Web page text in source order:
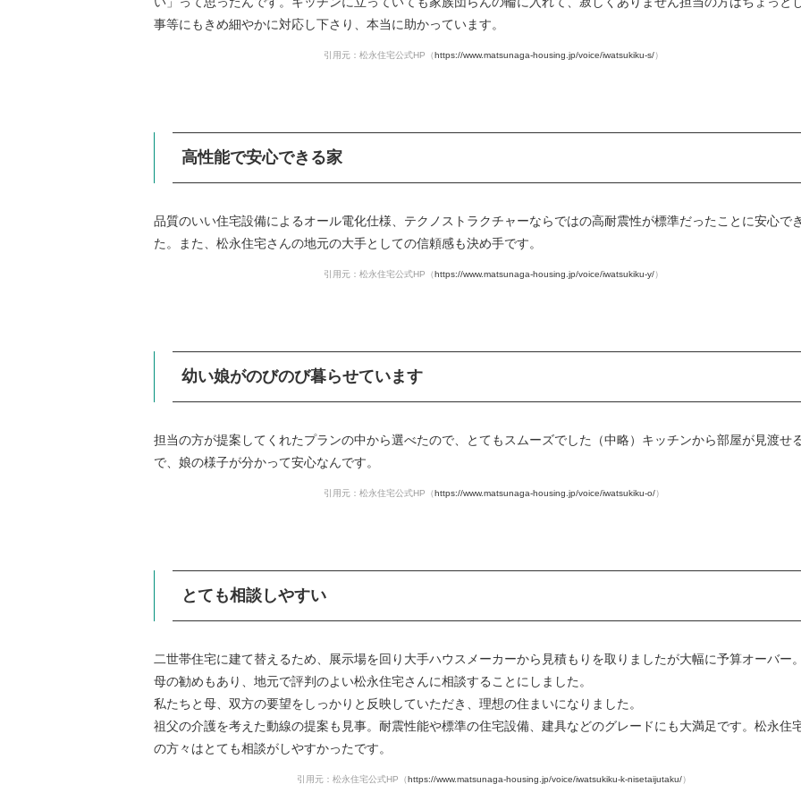
事等にもきめ細やかに対応し下さり、本当に助かっています。
引用元：松永住宅公式HP（https://www.matsunaga-housing.jp/voice/iwatsukiku-s/）
高性能で安心できる家
品質のいい住宅設備によるオール電化仕様、テクノストラクチャーならではの高耐震性が標準だったことに安心で
た。また、松永住宅さんの地元の大手としての信頼感も決め手です。
引用元：松永住宅公式HP（https://www.matsunaga-housing.jp/voice/iwatsukiku-y/）
幼い娘がのびのび暮らせています
担当の方が提案してくれたプランの中から選べたので、とてもスムーズでした（中略）キッチンから部屋が見渡せ
で、娘の様子が分かって安心なんです。
引用元：松永住宅公式HP（https://www.matsunaga-housing.jp/voice/iwatsukiku-o/）
とても相談しやすい
二世帯住宅に建て替えるため、展示場を回り大手ハウスメーカーから見積もりを取りましたが大幅に予算オーバー。
母の勧めもあり、地元で評判のよい松永住宅さんに相談することにしました。
私たちと母、双方の要望をしっかりと反映していただき、理想の住まいになりました。
祖父の介護を考えた動線の提案も見事。耐震性能や標準の住宅設備、建具などのグレードにも大満足です。松永住
の方々はとても相談がしやすかったです。
引用元：松永住宅公式HP（https://www.matsunaga-housing.jp/voice/iwatsukiku-k-nisetaijutaku/）